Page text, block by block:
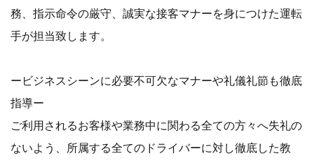
務、指示命令の厳守、誠実な接客マナーを身につけた運転
手が担当致します。
ービジネスシーンに必要不可欠なマナーや礼儀礼節も徹底
指導ー
ご利用されるお客様や業務中に関わる全ての方々へ失礼の
ないよう、所属する全てのドライバーに対し徹底した教